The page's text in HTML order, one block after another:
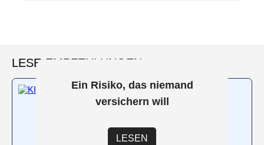
LESE-EMPFEHLUNGEN
Ein Risiko, das niemand
versichern will
LESEN